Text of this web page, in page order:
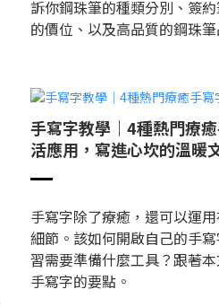
訴你鋼珠筆的種類分別、簽
的價位、以及高品質的鋼珠
手寫字教學｜4種熱門療
活應用，寫進心坎的溫暖
手寫字除了療癒，還可以運
細節。該如何開啟自己的手
習需要準備什麼工具？跟著
手寫字的要點。